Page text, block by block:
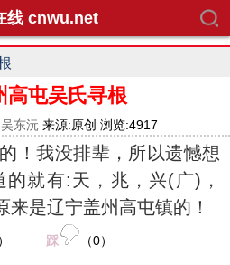
线 cnwu.net
高屯吴氏寻根
吴东沅 来源:原创 浏览:4917
我没排辈，所以遗憾想
就有:天，兆，兴(广)，
是辽宁盖州高屯镇的！
） 踩 （0）